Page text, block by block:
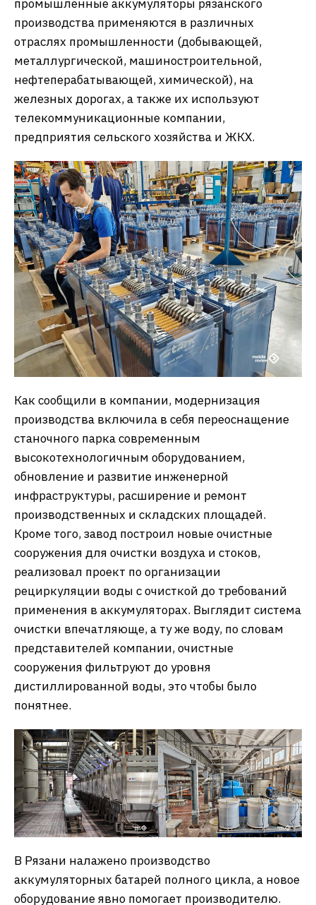
промышленные аккумуляторы рязанского
производства применяются в различных
отраслях промышленности (добывающей,
металлургической, машиностроительной,
нефтеперабатывающей, химической), на
железных дорогах, а также их используют
телекоммуникационные компании,
предприятия сельского хозяйства и ЖКХ.
Как сообщили в компании, модернизация
производства включила в себя переоснащение
станочного парка современным
высокотехнологичным оборудованием,
обновление и развитие инженерной
инфраструктуры, расширение и ремонт
производственных и складских площадей.
Кроме того, завод построил новые очистные
сооружения для очистки воздуха и стоков,
реализовал проект по организации
рециркуляции воды с очисткой до требований
применения в аккумуляторах. Выглядит система
очистки впечатляюще, а ту же воду, по словам
представителей компании, очистные
сооружения фильтруют до уровня
дистиллированной воды, это чтобы было
понятнее.
В Рязани налажено производство
аккумуляторных батарей полного цикла, а новое
оборудование явно помогает производителю.